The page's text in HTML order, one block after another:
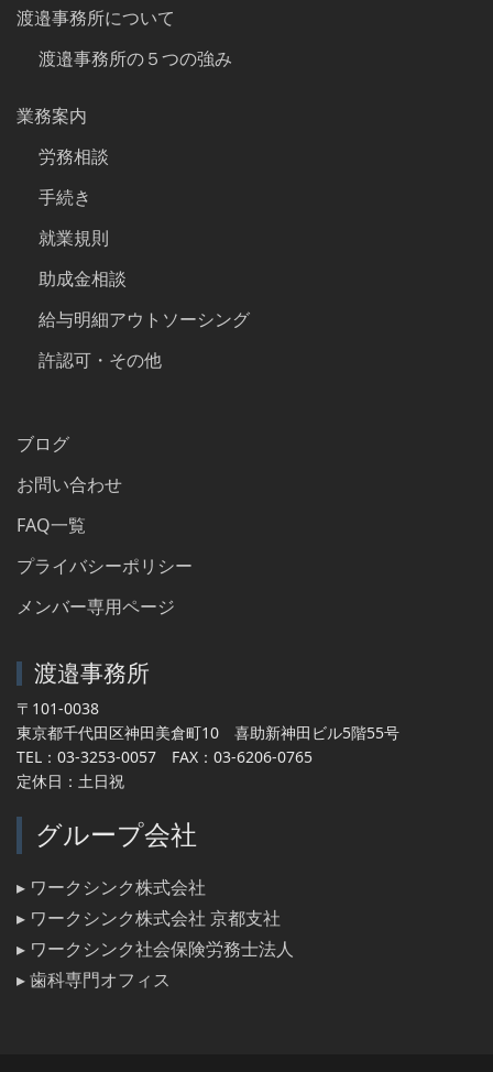
渡邉事務所について
渡邉事務所の５つの強み
業務案内
労務相談
手続き
就業規則
助成金相談
給与明細アウトソーシング
許認可・その他
ブログ
お問い合わせ
FAQ一覧
プライバシーポリシー
メンバー専用ページ
渡邉事務所
〒101-0038
東京都千代田区神田美倉町10 喜助新神田ビル5階55号
TEL：03-3253-0057 FAX：03-6206-0765
定休日：土日祝
グループ会社
▸ ワークシンク株式会社
▸ ワークシンク株式会社 京都支社
▸ ワークシンク社会保険労務士法人
▸ 歯科専門オフィス